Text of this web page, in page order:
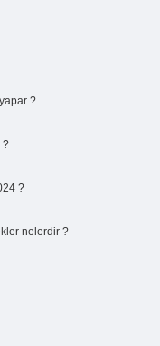
?
?
?
nelerdir ?